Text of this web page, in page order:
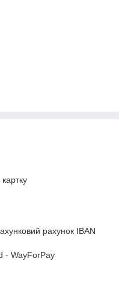
рахунок IBAN
- WayForPay